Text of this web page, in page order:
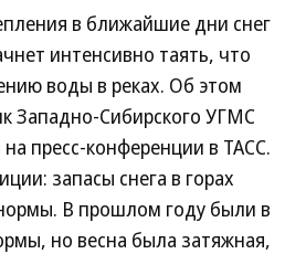
в ближайшие дни снег
интенсивно таять, что
воды в реках. Об этом
Западно-Сибирского УГМС
на пресс-конференции в ТАСС.
запасы снега в горах
В прошлом году были в
но весна была затяжная,